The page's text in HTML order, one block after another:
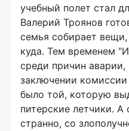
учебный полет стал
Валерий Троянов
семья собирает вещи,
куда. Тем временем
среди причин аварии,
заключении
было той, которую
питерские летчики. А
странно, со